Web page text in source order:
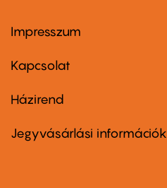
Footer
first
Impresszum
Kapcsolat
Footer
second
Házirend
Jegyvásárlási információk